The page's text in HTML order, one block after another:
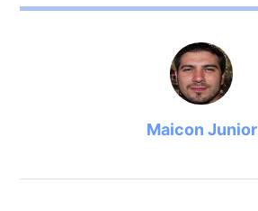
Maicon Junior